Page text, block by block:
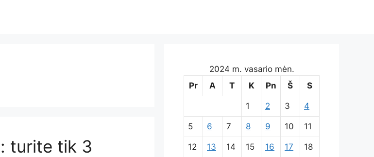
turite tik 3
2024 m. vasario mėn.
Pr
A T K Pn Š S
1 2 3 4
5 6 7 8 9 10 11
12 13 14 15 16 17 18